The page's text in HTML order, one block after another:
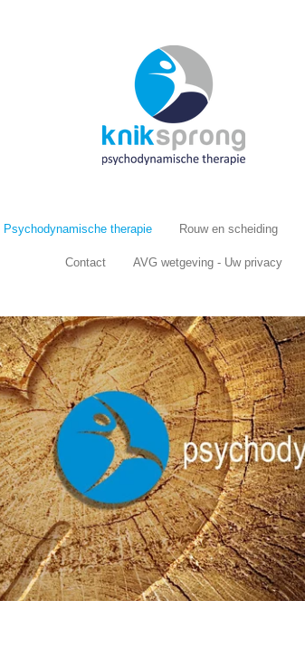
Psychodynamische therapie Rouw en scheiding
Contact AVG wetgeving - Uw privacy